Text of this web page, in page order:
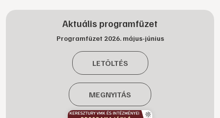
Aktuális programfüzet
Programfüzet 2026. május-június
LETÖLTÉS
MEGNYITÁS